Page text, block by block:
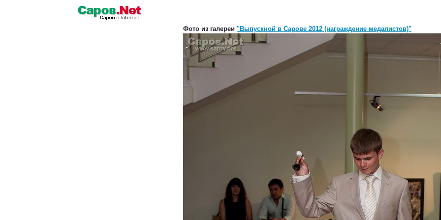
Фото из галереи "Выпускной в Сарове 2012 (награждение медалистов)"